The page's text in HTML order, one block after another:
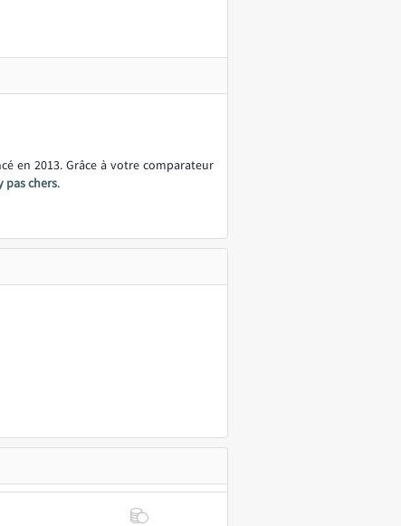
en 2013. Grâce à votre comparateur
pas chers.